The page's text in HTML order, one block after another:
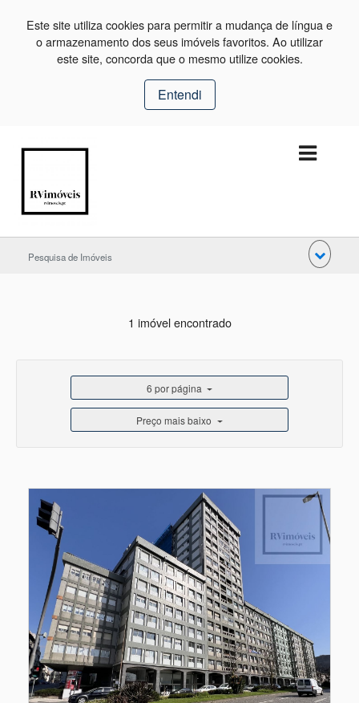
Este site utiliza cookies para permitir a mudança de língua e
o armazenamento dos seus imóveis favoritos. Ao utilizar
este site, concorda que o mesmo utilize cookies.
Entendi
Pesquisa de Imóveis
1 imóvel encontrado
6 por página
Preço mais baixo